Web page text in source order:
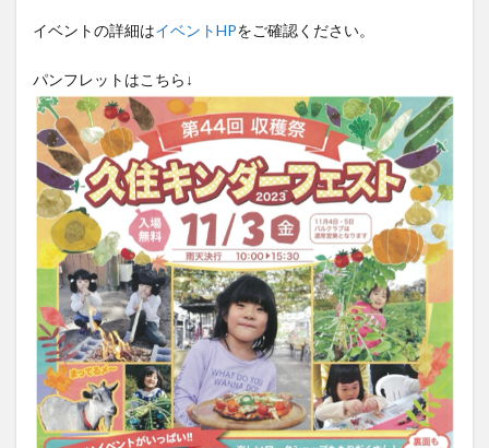
イベントの詳細はイベントHPをご確認ください。
パンフレットはこちら↓
庄内町カフェ
府内 投票 挾間町
明豊
書店 期間限定 本
杵築市
津久見市
海開き 温泉 湧水
湯布院
滝
漢方 炭火焼き 焼き菓子
犬
玖珠郡
由布市 由布院 甲子園
石仏
磨崖仏
祝祭の広場 神社 祭り
秋
移転
竹田 竹田市 竹田市ディナー
紅葉
絵本
自動販売機 自転車 臼杵市
舞台
芋
花 花火 茶碗蒸し 蕎麦
虹
衆議院選挙
複合公共施設 観光
観光スポット
話題
豊後大野 豊後大野市
豊後高田市
買い物
車 農業文化公園
道の駅